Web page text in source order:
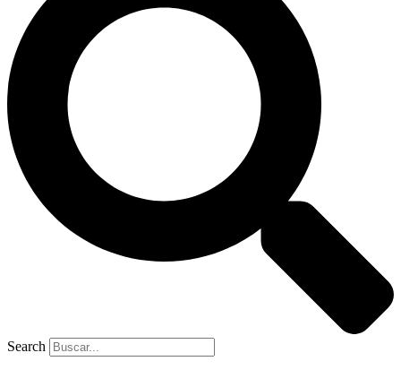
Search